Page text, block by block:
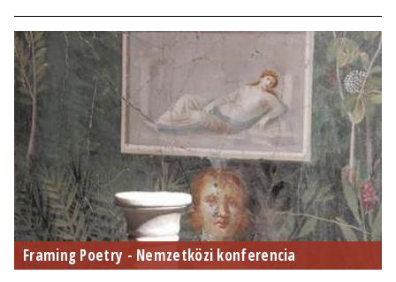
Framing Poetry - Nemzetközi konferencia